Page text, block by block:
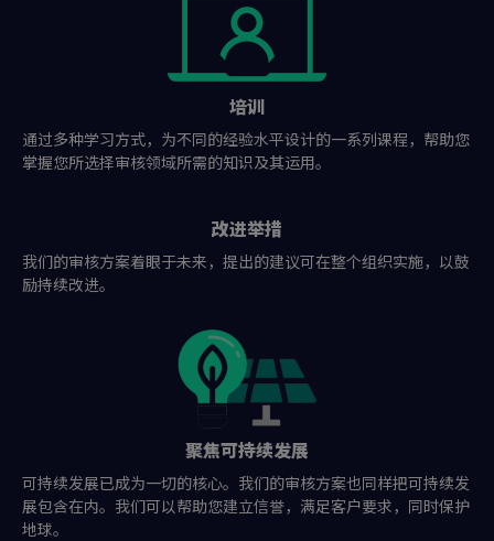
培训
通过多种学习方式，为不同的经验水平设计的一系列课程，帮助您
掌握您所选择审核领域所需的知识及其运用。
改进举措
我们的审核方案着眼于未来，提出的建议可在整个组织实施，以鼓
励持续改进。
聚焦可持续发展
可持续发展已成为一切的核心。我们的审核方案也同样把可持续发
展包含在内。我们可以帮助您建立信誉，满足客户要求，同时保护
地球。